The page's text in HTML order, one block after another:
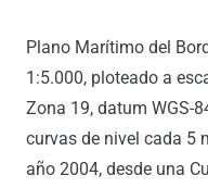
Plano Marítimo del
1:5.000, ploteado a
Zona 19, datum WGS-
curvas de nivel cada 5
año 2004, desde una